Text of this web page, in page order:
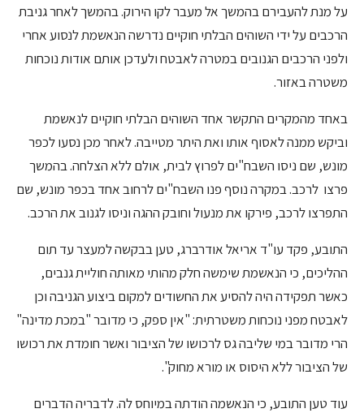
על מנת להעבירם בהמשך אל מעבר לקו הירוק. בהמשך לאחר גניבת
הרכבים על ידי השוהים הבלתי חוקיים נדרשה הנאשמת לנסוע אחרי
ולפני הרכבים הגנובים במטרה לאבטח ולעדכן אותם אודות נוכחות
משטרה באזור.
באחד מהמקרים התקשר אחד השוהים הבלתי חוקיים לנאשמת
וביקש ממנה לאסוף אותו ואת היתר מטייבה. לאחר מכן נסעו לכפר
מונש, שם ניסו השבח"ים לפרוץ לבית, אולם ללא הצלחה. בהמשך
פרצו לרכב. במקרה נוסף פנו השבח"ים לרחוב אחד בכפר מונש, שם
התפרצו לרכב, פירקו את מנעול וחובק ההגה וניסו לגנוב את הרכב.
התובע, פקד עו"ד אריאל אודרברג, טען בבקשה למעצר עד תום
ההליכים, כי הנאשמת שימשה חלק מהותי מאותה חוליית גנבים,
כאשר תפקידה היה להסיע את החשודים למקום ביצוע הגניבה וכן
לאבטח מפני נוכחות משטרתית: "אין ספק, כי מדובר "במכת מדינה"
הרי מדובר במי שליבה גס לרכושו של הציבור ואשר חומדת את רכושו
של הציבור ללא היסוס או מורא מחוק".
עוד טען התובע, כי הנאשמה הודתה במיוחס לה. לדבריה הדברים